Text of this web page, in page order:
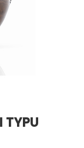
TYPU